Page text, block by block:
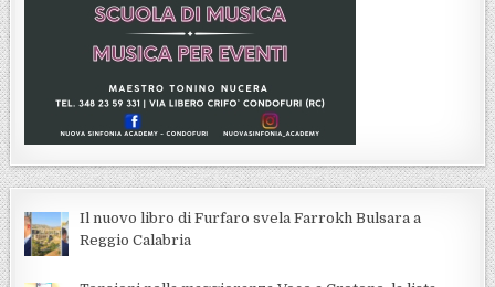
Il nuovo libro di Furfaro svela Farrokh Bulsara a
Reggio Calabria